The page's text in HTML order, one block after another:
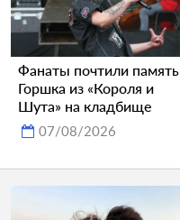
Фанаты почтили память
Горшка из «Короля и
Шута» на кладбище
07/08/2026